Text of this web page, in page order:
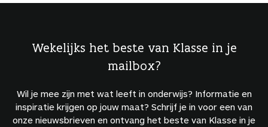
Wekelijks het beste van Klasse in je
mailbox?
Wil je mee zijn met wat leeft in onderwijs? Informatie en
inspiratie krijgen op jouw maat? Schrijf je in voor een van
onze nieuwsbrieven en ontvang het beste van Klasse in je